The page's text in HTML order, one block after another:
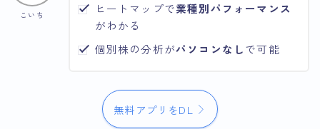
こいち
ヒートマップで業種別パフォーマンス
がわかる
個別株の分析がパソコンなしで可能
無料アプリをDL